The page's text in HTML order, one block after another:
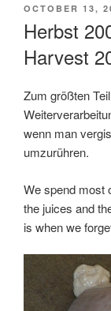
POSTED
ON
OCTOBER 13,
Herbst
Harvest
Zum größten
wenn man
umzurühren.
We spend most
the juices and
is when we